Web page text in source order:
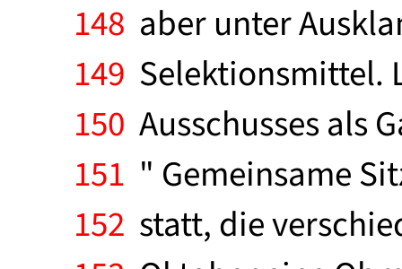
148 aber unter
149 Selektionsmittel.
150 Ausschusses als
151 " Gemeinsame
152 statt, die